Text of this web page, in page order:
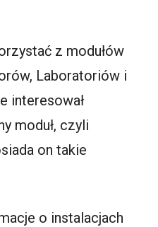
z modułów
Laboratoriów i
interesował
moduł, czyli
on takie
o instalacjach